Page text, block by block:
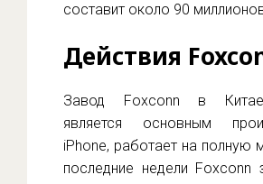
составит около 90
Действия
Завод Foxconn в
является основным
iPhone, работает на полную
последние недели Foxconn